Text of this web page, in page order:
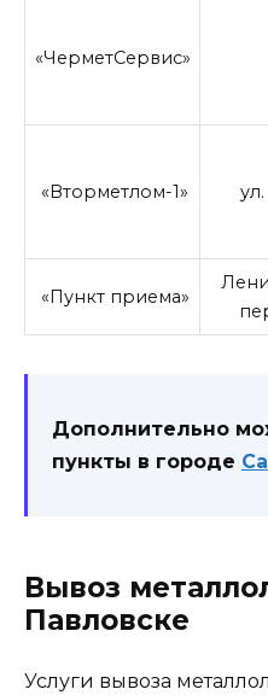
«ЧерметСервис»
«Вторметлом-1»
«Пункт приема»
Дополнительно
пункты в городе
Вывоз
Павловске
Услуги вывоза